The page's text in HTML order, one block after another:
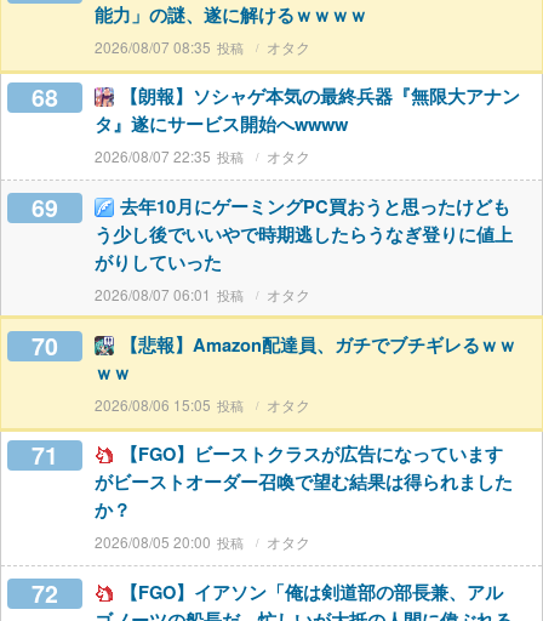
能力」の謎、遂に解けるｗｗｗｗ
2026/08/07 08:35 オタク
68
【朗報】ソシャゲ本気の最終兵器『無限大アナン
タ』遂にサービス開始へwwww
2026/08/07 22:35 オタク
69
去年10月にゲーミングPC買おうと思ったけども
う少し後でいいやで時期逃したらうなぎ登りに値上
がりしていった
2026/08/07 06:01 オタク
70
【悲報】Amazon配達員、ガチでブチギレるｗｗ
ｗｗ
2026/08/06 15:05 オタク
71
【FGO】ビーストクラスが広告になっています
がビーストオーダー召喚で望む結果は得られました
か？
2026/08/05 20:00 オタク
72
【FGO】イアソン「俺は剣道部の部長兼、アル